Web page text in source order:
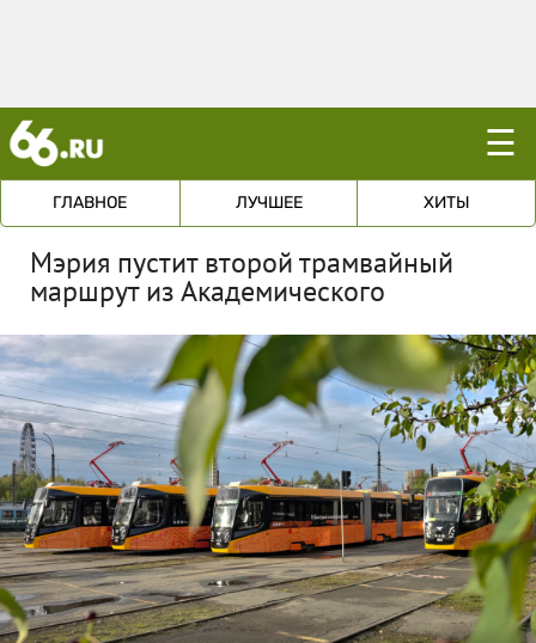
☰
ГЛАВНОЕ ЛУЧШЕЕ ХИТЫ
Мэрия пустит второй трамвайный
маршрут из Академического